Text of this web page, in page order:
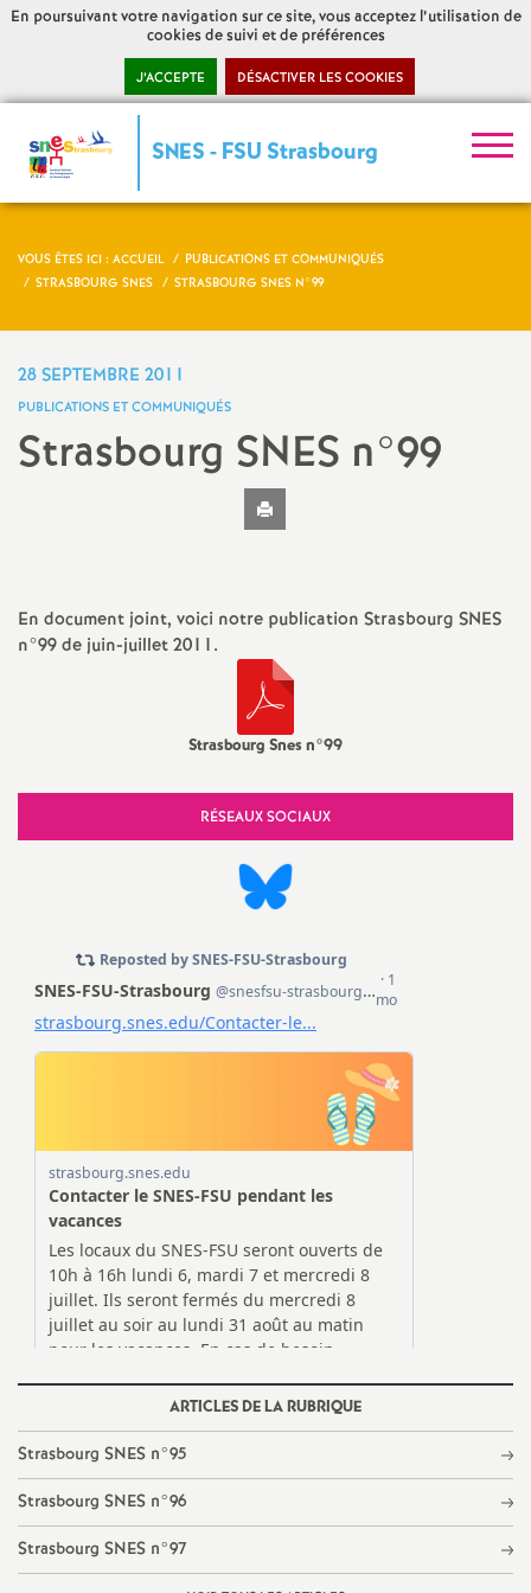
En poursuivant votre navigation sur ce site, vous acceptez l’utilisation de
cookies de suivi et de préférences
J’ACCEPTE DÉSACTIVER LES COOKIES
SNES - FSU Strasbourg
y
n
d
c
N
i
a
l
d
e
s
s
e
i
VOUS ÊTES ICI : ACCUEIL
PUBLICATIONS ET COMMUNIQUÉS
STRASBOURG SNES
STRASBOURG SNES N°99
28 SEPTEMBRE 2011
PUBLICATIONS ET COMMUNIQUÉS
Strasbourg SNES n°99
Imprimer
l'article
En document joint, voici notre publication Strasbourg SNES
n°99 de juin-juillet 2011.
Strasbourg Snes n°99
RÉSEAUX SOCIAUX
ARTICLES DE LA RUBRIQUE
Strasbourg SNES n°95
Strasbourg SNES n°96
Strasbourg SNES n°97